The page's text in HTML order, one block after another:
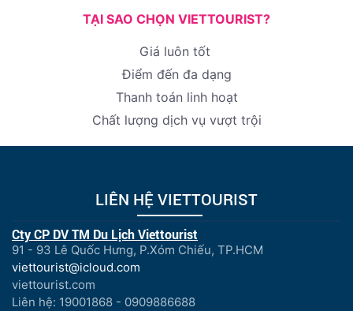
TẠI SAO CHỌN VIETTOURIST?
Giá luôn tốt
Điểm đến đa dạng
Thanh toán linh hoạt
Chất lượng dịch vụ vượt trội
LIÊN HỆ VIETTOURIST
Cty CP DV TM Du Lịch Viettourist
91 - 93 Lê Quốc Hưng, P.Xóm Chiếu, TP.HCM
viettourist@icloud.com
viettourist.com
Liên hệ: 19001868 - 0909886688